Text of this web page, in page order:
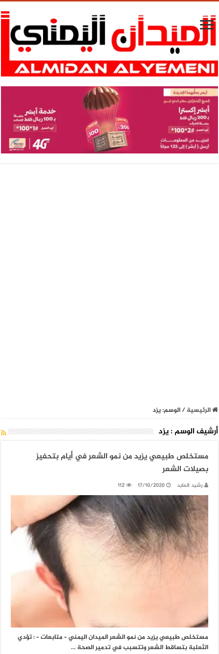
الرئيسية/الوسم:يزد
أرشيف الوسم :يزد
‏مستخلص طبيعي يزيد من نمو الشعر في أيام بتحفيز
بصيلات الشعر
رشيد العابد 17/10/2020
112
مستخلص طبيعي يزيد من نمو الشعر الميدان اليمني – متابعات – : تؤدي
الثعلبة بتساقط الشعر وتتسبب في تدمير الصحة …